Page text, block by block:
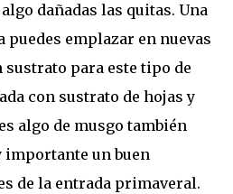
dañadas las quitas. Una
emplazar en nuevas
sustrato para este tipo de
con sustrato de hojas y
algo de musgo también
importante un buen
de la entrada primaveral.